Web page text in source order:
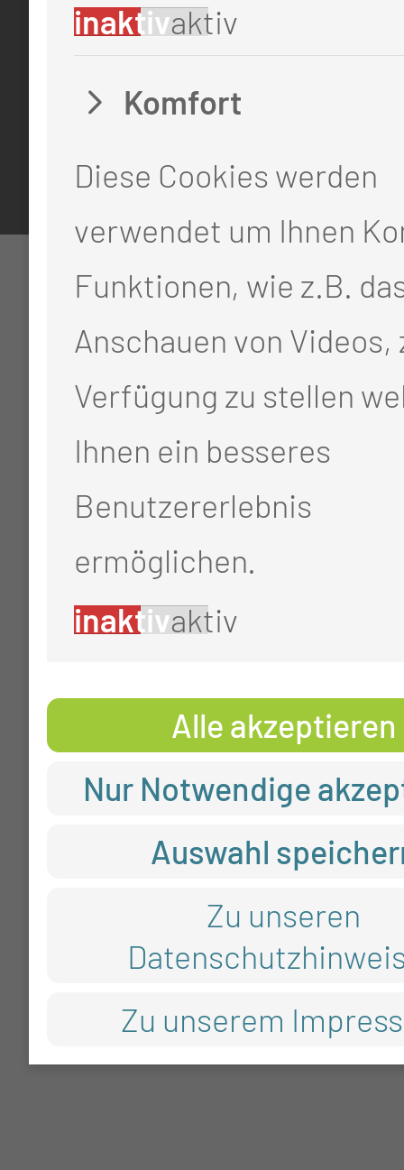
Impressum
Datenschutz
inaktivaktiv
Komfort
Diese Cookies werden
verwendet um Ihnen
Funktionen, wie z.B.
Anschauen von Videos,
Verfügung zu stellen
Ihnen ein besseres
Benutzererlebnis
ermöglichen.
inaktivaktiv
Alle akzeptieren
Nur Notwendige
Auswahl
Zu unseren
Zu unserem